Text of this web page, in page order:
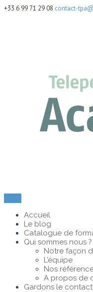
+33 6 99 71 29 08 contact-
Accueil
Le blog
Catalogue de
Qui sommes nous ?
Notre façon
L’équipe
Nos
A propos de
Gardons le contact